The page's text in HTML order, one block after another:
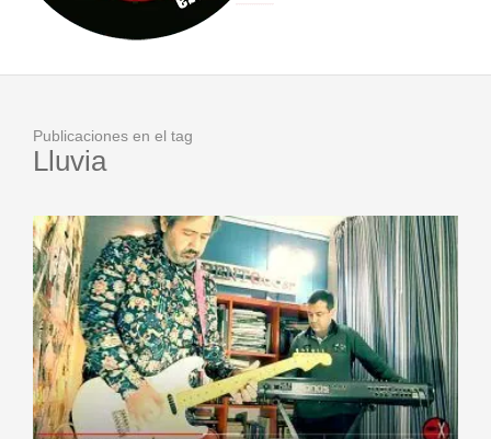
JOFRE BARDAGÍ EN EXVITA INTERPRETANDO A SERRAT
Publicaciones en el tag
Lluvia